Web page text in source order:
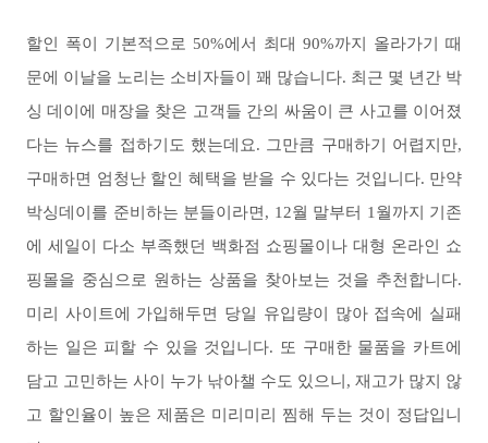
할인 폭이 기본적으로 50%에서 최대 90%까지 올라가기 때
문에 이날을 노리는 소비자들이 꽤 많습니다. 최근 몇 년간 박
싱 데이에 매장을 찾은 고객들 간의 싸움이 큰 사고를 이어졌
다는 뉴스를 접하기도 했는데요. 그만큼 구매하기 어렵지만,
구매하면 엄청난 할인 혜택을 받을 수 있다는 것입니다. 만약
박싱데이를 준비하는 분들이라면, 12월 말부터 1월까지 기존
에 세일이 다소 부족했던 백화점 쇼핑몰이나 대형 온라인 쇼
핑몰을 중심으로 원하는 상품을 찾아보는 것을 추천합니다.
미리 사이트에 가입해두면 당일 유입량이 많아 접속에 실패
하는 일은 피할 수 있을 것입니다. 또 구매한 물품을 카트에
담고 고민하는 사이 누가 낚아챌 수도 있으니, 재고가 많지 않
고 할인율이 높은 제품은 미리미리 찜해 두는 것이 정답입니